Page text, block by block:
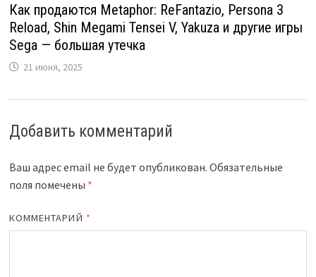
Как продаются Metaphor: ReFantazio, Persona 3
Reload, Shin Megami Tensei V, Yakuza и другие игры
Sega — большая утечка
21 июня, 2025
Добавить комментарий
Ваш адрес email не будет опубликован. Обязательные
поля помечены *
КОММЕНТАРИЙ *